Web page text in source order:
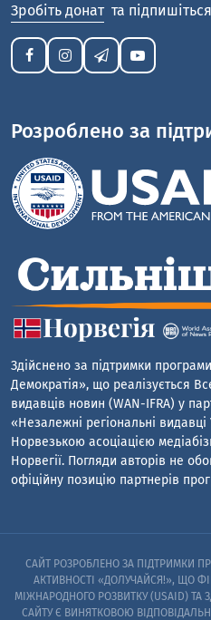
Зробіть донат та
Розроблено за
Здійснено за підтримки
Демократія», що реалізується
видавців новин (WAN-IFRA) у
«Незалежні регіональні
Норвезькою асоціацією
Норвегії. Погляди авторів не
офіційну позицію партнерів
САЙТ РОЗРОБЛЕНО ЗА ПІДТРИМКИ
АКТИВНОСТІ «ДОЛУЧАЙСЯ!», ЩО
МІЖНАРОДНОГО РОЗВИТКУ (USAID) ТА
САЙТУ Є ВИНЯТКОВОЮ